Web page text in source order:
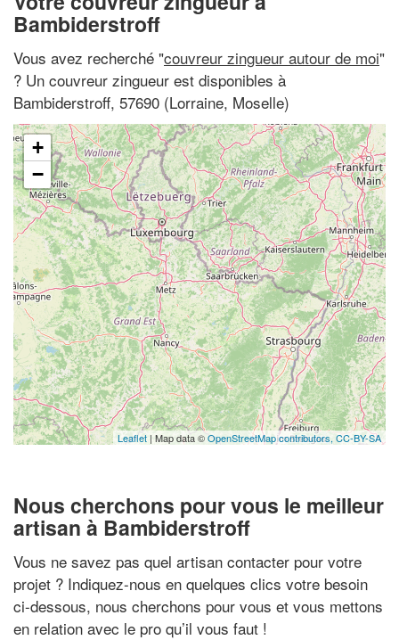
Bambiderstroff
Vous avez recherché "couvreur zingueur autour de moi"
? Un couvreur zingueur est disponibles à
Bambiderstroff, 57690 (Lorraine, Moselle)
+
−
Leaflet | Map data ©OpenStreetMap contributors, CC-BY-SA
Nous cherchons pour vous le meilleur
artisan à Bambiderstroff
Vous ne savez pas quel artisan contacter pour votre
projet ? Indiquez-nous en quelques clics votre besoin
ci-dessous, nous cherchons pour vous et vous mettons
en relation avec le pro qu’il vous faut !